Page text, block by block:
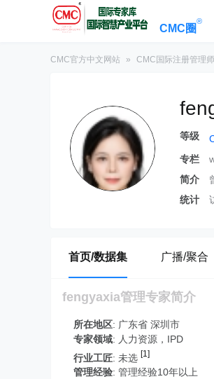
CMC圈
®
CMC官方中文网站 » CMC国际注册管理
等级
专栏
简介
统计
首页/数据集 广播/聚合
fengyaxia管理专家简介
所在地区: 广东省 深圳市
专家领域: 人力资源，IPD
行业工匠: 未选 [1]
管理经验: 管理经验10年以上